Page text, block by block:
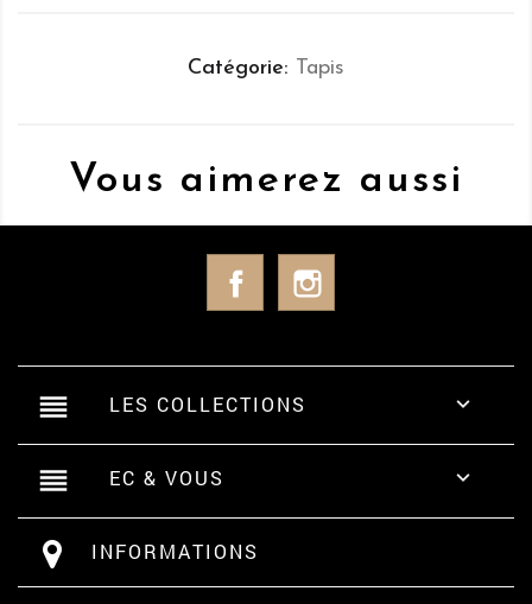
Catégorie Tapis
Vous aimerez aussi
Facebook
reorder LES COLLECTIONS 
reorder EC & VOUS 
INFORMATIONS